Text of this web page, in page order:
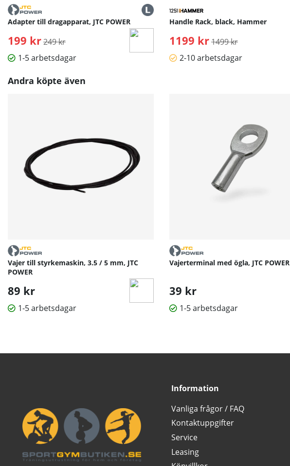
Adapter till dragapparat, JTC POWER
199 kr Ordinarie pris:
249 kr
1-5 arbetsdagar
Handle Rack, black, Hammer
1199 kr Ordinarie pris:
1499 kr
2-10 arbetsdagar
Andra köpte även
Vajer till styrkemaskin, 3.5 / 5 mm, JTC
POWER
89 kr
1-5 arbetsdagar
Vajerterminal med ögla, JTC POWER
39 kr
1-5 arbetsdagar
Information
Vanliga frågor / FAQ
Kontaktuppgifter
Service
Leasing